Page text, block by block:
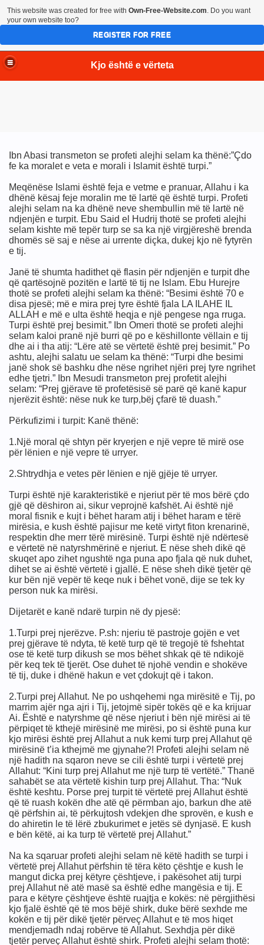
Kjo është e vërteta
Ibn Abasi transmeton se profeti alejhi selam ka thënë:”Çdo
fe ka moralet e veta e morali i Islamit është turpi.”
Meqënëse Islami është feja e vetme e pranuar, Allahu i ka
dhënë kësaj feje moralin me të lartë që është turpi. Profeti
alejhi selam na ka dhënë neve shembullin më të lartë në
ndjenjën e turpit. Ebu Said el Hudrij thotë se profeti alejhi
selam kishte më tepër turp se sa ka një virgjëreshë brenda
dhomës së saj e nëse ai urrente diçka, dukej kjo në fytyrën
e tij.
Janë të shumta hadithet që flasin për ndjenjën e turpit dhe
që qartësojnë pozitën e lartë të tij ne Islam. Ebu Hurejre
thotë se profeti alejhi selam ka thënë: “Besimi është 70 e
disa pjesë; më e mira prej tyre është fjala LA ILAHE IL
ALLAH e më e ulta është heqja e një pengese nga rruga.
Turpi është prej besimit.” Ibn Omeri thotë se profeti alejhi
selam kaloi pranë një burri që po e këshillonte vëllain e tij
dhe ai i tha atij: “Lëre atë se vërtetë është prej besimit.” Po
ashtu, alejhi salatu ue selam ka thënë: “Turpi dhe besimi
janë shok së bashku dhe nëse ngrihet njëri prej tyre ngrihet
edhe tjetri.” Ibn Mesudi transmeton prej profetit alejhi
selam: “Prej gjërave të profetësisë së parë që kanë kapur
njerëzit është: nëse nuk ke turp,bëj çfarë të duash.”
Përkufizimi i turpit: Kanë thënë:
1.Një moral që shtyn për kryerjen e një vepre të mirë ose
për lënien e një vepre të urryer.
2.Shtrydhja e vetes për lënien e një gjëje të urryer.
Turpi është një karakteristikë e njeriut për të mos bërë çdo
gjë që dëshiron ai, sikur veprojnë kafshët. Ai është një
moral fisnik e kujt i bëhet haram atij i bëhet haram e tërë
mirësia, e kush është pajisur me ketë virtyt fiton krenarinë,
respektin dhe merr tërë mirësinë. Turpi është një ndërtesë
e vërtetë në natyrshmërinë e njeriut. E nëse sheh dikë që
skuqet apo zihet ngushtë nga puna apo fjala që nuk duhet,
dihet se ai është vërtetë i gjallë. E nëse sheh dikë tjetër që
kur bën një vepër të keqe nuk i bëhet vonë, dije se tek ky
person nuk ka mirësi.
Dijetarët e kanë ndarë turpin në dy pjesë:
1.Turpi prej njerëzve. P.sh: njeriu të pastroje gojën e vet
prej gjërave të ndyta, të ketë turp që të tregojë të fshehtat
ose të ketë turp dikush se mos bëhet shkak që të ndikojë
për keq tek të tjerët. Ose duhet të njohë vendin e shokëve
të tij, duke i dhënë hakun e vet çdokujt që i takon.
2.Turpi prej Allahut. Ne po ushqehemi nga mirësitë e Tij, po
marrim ajër nga ajri i Tij, jetojmë sipër tokës që e ka krijuar
Ai. Është e natyrshme që nëse njeriut i bën një mirësi ai të
përpiqet të kthejë mirësinë me mirësi, po si është puna kur
kjo mirësi është prej Allahut a nuk kemi turp prej Allahut që
mirësinë t’ia kthejmë me gjynahe?! Profeti alejhi selam në
një hadith na sqaron neve se cili është turpi i vërtetë prej
Allahut: “Kini turp prej Allahut me një turp të vertëtë.” Thanë
sahabët se ata vërtetë kishin turp prej Allahut. Tha: “Nuk
është keshtu. Porse prej turpit të vërtetë prej Allahut është
që të ruash kokën dhe atë që përmban ajo, barkun dhe atë
që përfshin ai, të përkujtosh vdekjen dhe sprovën, e kush e
do ahiretin le të lërë zbukurimet e jetës së dynjasë. E kush
e bën këtë, ai ka turp të vërtetë prej Allahut.”
Na ka sqaruar profeti alejhi selam në këtë hadith se turpi i
vërtetë prej Allahut përfshin të tëra këto çështje e kush le
mangut dicka prej këtyre çështjeve, i pakësohet atij turpi
prej Allahut në atë masë sa është edhe mangësia e tij. E
para e këtyre çështjeve është ruajtja e kokës: në përgjithësi
kjo fjalë është që të mos bëjë shirk, duke bërë sexhde me
kokën e tij për dikë tjetër përveç Allahut e të mos hiqet
mendjemadh ndaj robërve të Allahut. Sexhdja për dikë
tjetër perveç Allahut është shirk. Profeti alejhi selam thotë:
This website was created for free with Own-Free-Website.com. Do you want
your own website too?
REGISTER FOR FREE